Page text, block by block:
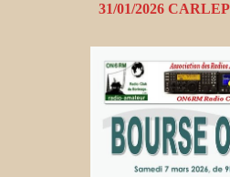
31/01/2026